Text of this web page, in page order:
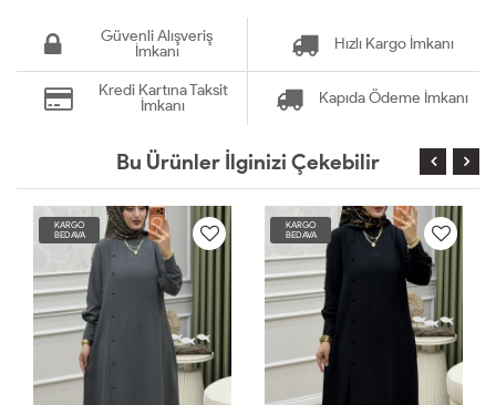
Güvenli Alışveriş
İmkanı
Hızlı Kargo İmkanı
Kredi Kartına Taksit
İmkanı
Kapıda Ödeme İmkanı
Bu Ürünler İlginizi Çekebilir
KARGO
BEDAVA
KARGO
BEDAVA